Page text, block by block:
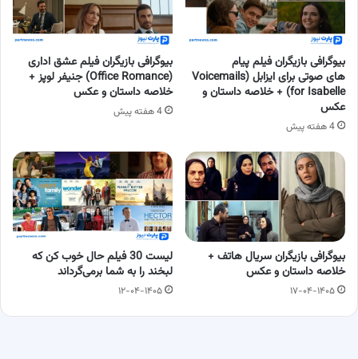
بیوگرافی بازیگران فیلم پیام
های صوتی برای ایزابل (Voicemails
for Isabelle) + خلاصه داستان و
عکس
4 هفته پیش
بیوگرافی بازیگران فیلم عشق اداری
(Office Romance) جنیفر لوپز +
خلاصه داستان و عکس
4 هفته پیش
بیوگرافی بازیگران سریال هاتف +
خلاصه داستان و عکس
۱۷-۰۴-۱۴۰۵
لیست 30 فیلم حال خوب کن که
لبخند را به شما برمی‌گرداند
۱۲-۰۴-۱۴۰۵